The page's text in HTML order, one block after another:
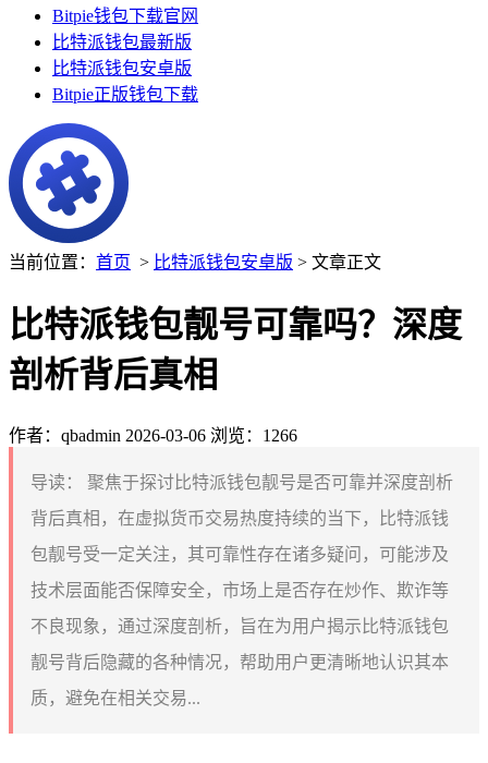
Bitpie钱包下载官网
比特派钱包最新版
比特派钱包安卓版
Bitpie正版钱包下载
当前位置： 首页 > 比特派钱包安卓版 > 文章正文
比特派钱包靓号可靠吗？深度
剖析背后真相
作者：qbadmin 2026-03-06 浏览：1266
导读：
聚焦于探讨比特派钱包靓号是否可靠并深度剖析
背后真相，在虚拟货币交易热度持续的当下，比特派钱
包靓号受一定关注，其可靠性存在诸多疑问，可能涉及
技术层面能否保障安全，市场上是否存在炒作、欺诈等
不良现象，通过深度剖析，旨在为用户揭示比特派钱包
靓号背后隐藏的各种情况，帮助用户更清晰地认识其本
质，避免在相关交易...